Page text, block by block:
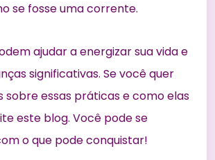
se fosse uma corrente.
ajudar a energizar sua vida e
significativas. Se você quer
sobre essas práticas e como elas
este blog. Você pode se
o que pode conquistar!